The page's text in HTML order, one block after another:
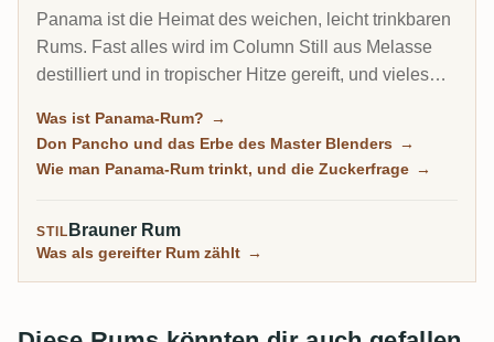
Panama ist die Heimat des weichen, leicht trinkbaren
Rums. Fast alles wird im Column Still aus Melasse
destilliert und in tropischer Hitze gereift, und vieles
Master Blenders Don Pancho. Es ist der freundliche
Was ist Panama-Rum? →
Don Pancho und das Erbe des Master Blenders →
Wie man Panama-Rum trinkt, und die Zuckerfrage →
STIL Brauner Rum
Was als gereifter Rum zählt →